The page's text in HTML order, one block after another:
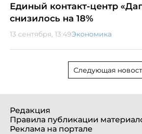
Единый контакт-центр
снизилось на 18%
13 сентября, 13:49Экономика
Следующая
Редакция
Правила публикации
Реклама на портале